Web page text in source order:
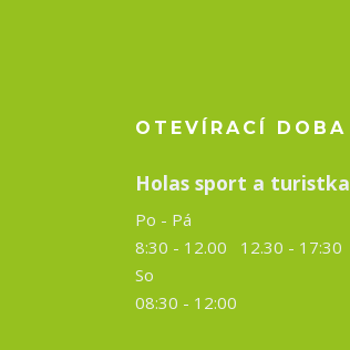
OTEVÍRACÍ DOBA
Holas sport a turistka
Po - Pá
8:30 - 12.00 12.30 - 17:30
So
08:30 - 12:00